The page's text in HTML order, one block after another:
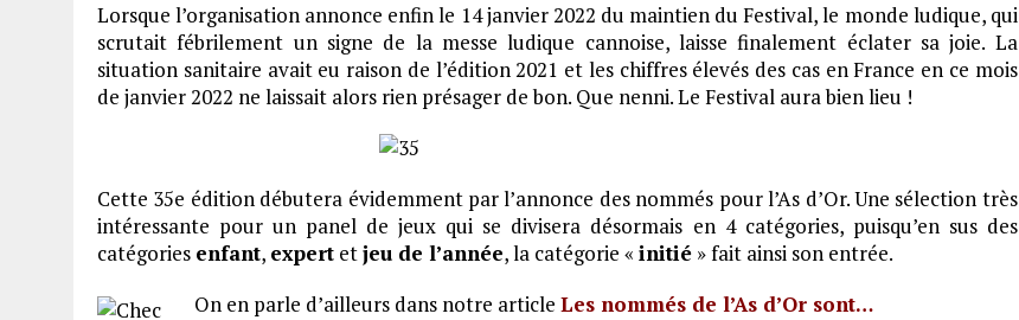
Lorsque l’organisation annonce enfin le 14 janvier 2022 du maintien du Festival, le monde ludique, qui
scrutait fébrilement un signe de la messe ludique cannoise, laisse finalement éclater sa joie. La
situation sanitaire avait eu raison de l’édition 2021 et les chiffres élevés des cas en France en ce mois
de janvier 2022 ne laissait alors rien présager de bon. Que nenni. Le Festival aura bien lieu !
Cette 35e édition débutera évidemment par l’annonce des nommés pour l’As d’Or. Une sélection très
intéressante pour un panel de jeux qui se divisera désormais en 4 catégories, puisqu’en sus des
catégories enfant, expert etjeu de l’année, la catégorie « initié » fait ainsi son entrée.
On en parle d’ailleurs dans notre article Les nommés de l’As d’Or sont…